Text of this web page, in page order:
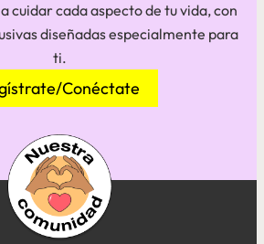
cuidar cada aspecto de tu vida, con
diseñadas especialmente para
ti.
Conéctate